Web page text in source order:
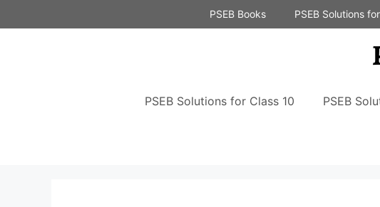
to
PSEB Books PSEB Solutions
PSEB Solutions for Class 10 PSEB